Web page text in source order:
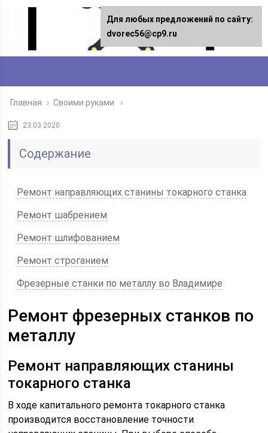
Главная › Своими руками
23.03.2020
Содержание
Ремонт направляющих станины токарного станка
Ремонт шабрением
Ремонт шлифованием
Ремонт строганием
Фрезерные станки по металлу во Владимире
Ремонт фрезерных станков по
металлу
Ремонт направляющих станины
токарного станка
В ходе капитального ремонта токарного станка
производится восстановление точности
Для любых предложений по сайту:
dvorec56@cp9.ru